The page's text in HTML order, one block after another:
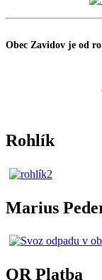
Obec Zavidov je od
Rohlík
Marius
QR Platba